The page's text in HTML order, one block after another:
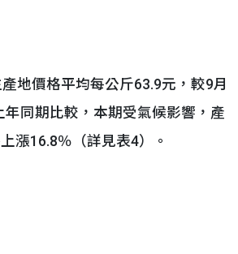
價格平均每公斤63.9元，較9月
年同期比較，本期受氣候影響，產
漲16.8％（詳見表4）。